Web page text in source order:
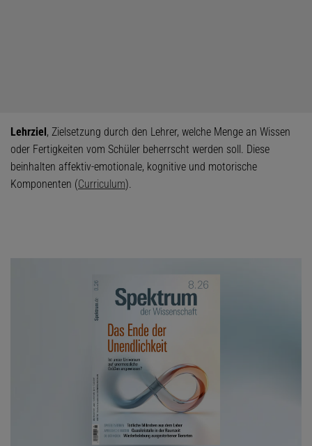
Lehrziel, Zielsetzung durch den Lehrer, welche Menge an Wissen
oder Fertigkeiten vom Schüler beherrscht werden soll. Diese
beinhalten affektiv-emotionale, kognitive und motorische
Komponenten (Curriculum).